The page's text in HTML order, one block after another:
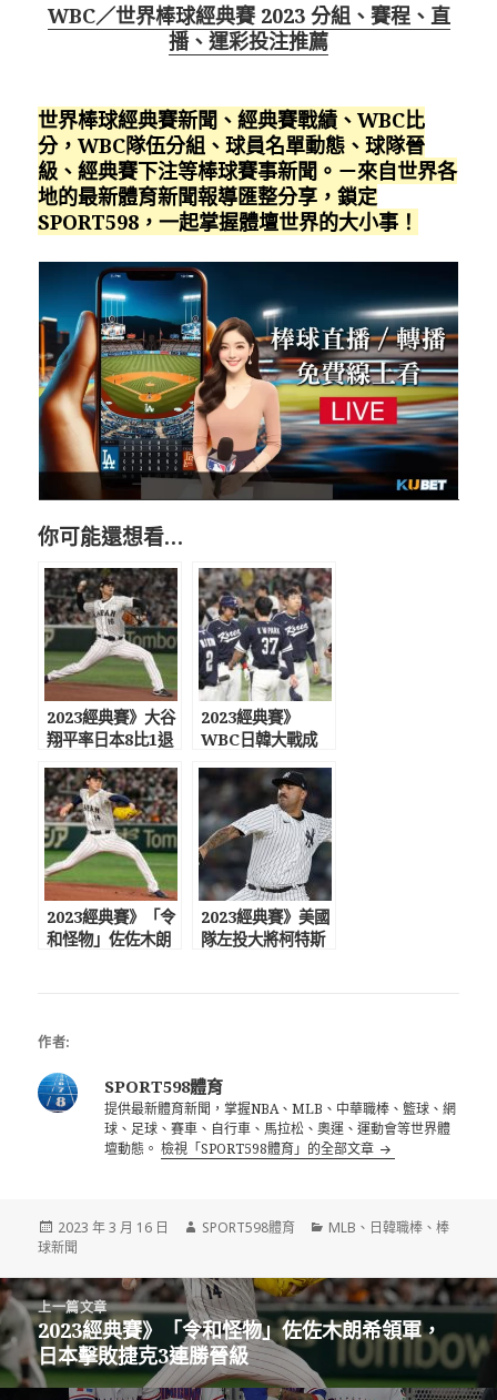
WBC／世界棒球經典賽 2023 分組、賽程、直
播、運彩投注推薦
世界棒球經典賽新聞、經典賽戰績、WBC比
分，WBC隊伍分組、球員名單動態、球隊晉
級、經典賽下注等棒球賽事新聞。－來自世界各
地的最新體育新聞報導匯整分享，鎖定
SPORT598，一起掌握體壇世界的大小事！
你可能還想看…
2023經典賽》大谷
翔平率日本8比1退
變強
2023經典賽》
WBC日韓大戰成
隊13比4血洗南韓
隊
2023經典賽》「令
和怪物」佐佐木朗
2023經典賽》美國
隊左投大將柯特斯
作者:
SPORT598體育
提供最新體育新聞，掌握NBA、MLB、中華職棒、籃球、網
球、足球、賽車、自行車、馬拉松、奧運、運動會等世界體
壇動態。檢視「SPORT598體育」的全部文章
發
佈
期:
2023 年 3 月 16 日
作
SPORT598體育
分
MLB 、 日韓職棒 、棒
球新聞
文
章
導
覽
上一篇文章
上
一
篇
2023經典賽》「令和怪物」佐佐木朗希領軍，
日本擊敗捷克3連勝晉級